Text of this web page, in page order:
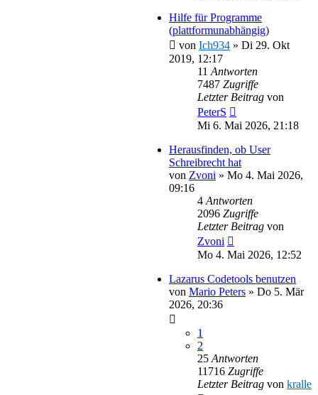
Hilfe für Programme
(plattformunabhängig)
von Ich934 » Di 29. Okt
2019, 12:17
11 Antworten
7487 Zugriffe
Letzter Beitrag von
PeterS
Mi 6. Mai 2026, 21:18
Herausfinden, ob User
Schreibrecht hat
von Zvoni » Mo 4. Mai 2026,
09:16
4 Antworten
2096 Zugriffe
Letzter Beitrag von
Zvoni
Mo 4. Mai 2026, 12:52
Lazarus Codetools benutzen
von Mario Peters » Do 5. Mär
2026, 20:36
1
2
25 Antworten
11716 Zugriffe
Letzter Beitrag von kralle